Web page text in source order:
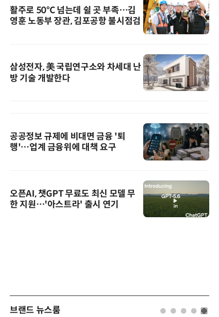
활주로 50℃ 넘는데 쉴 곳 부족…김
영훈 노동부 장관, 김포공항 불시점검
삼성전자, 美 국립연구소와 차세대 난
방 기술 개발한다
공공정보 규제에 비대면 금융 '퇴
행'…업계 금융위에 대책 요구
오픈AI, 챗GPT 무료도 최신 모델 무
한 지원…'아스트라' 출시 연기
브랜드 뉴스룸